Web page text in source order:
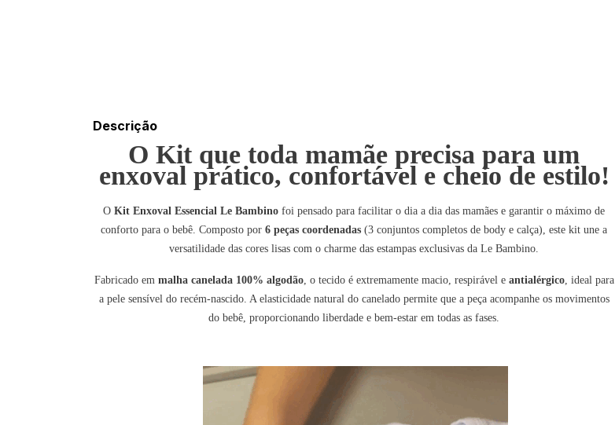
Descrição
O Kit que toda mamãe precisa para um
enxoval prático, confortável e cheio de estilo!
OKit Enxoval Essencial Le Bambino foi pensado para facilitar o dia a dia das mamães e garantir o máximo de
conforto para o bebê. Composto por6 peças coordenadas (3 conjuntos completos de body e calça), este kit une a
versatilidade das cores lisas com o charme das estampas exclusivas da Le Bambino.
Fabricado em malha canelada 100% algodão, o tecido é extremamente macio, respirável e antialérgico, ideal para
a pele sensível do recém-nascido. A elasticidade natural do canelado permite que a peça acompanhe os movimentos
do bebê, proporcionando liberdade e bem-estar em todas as fases.